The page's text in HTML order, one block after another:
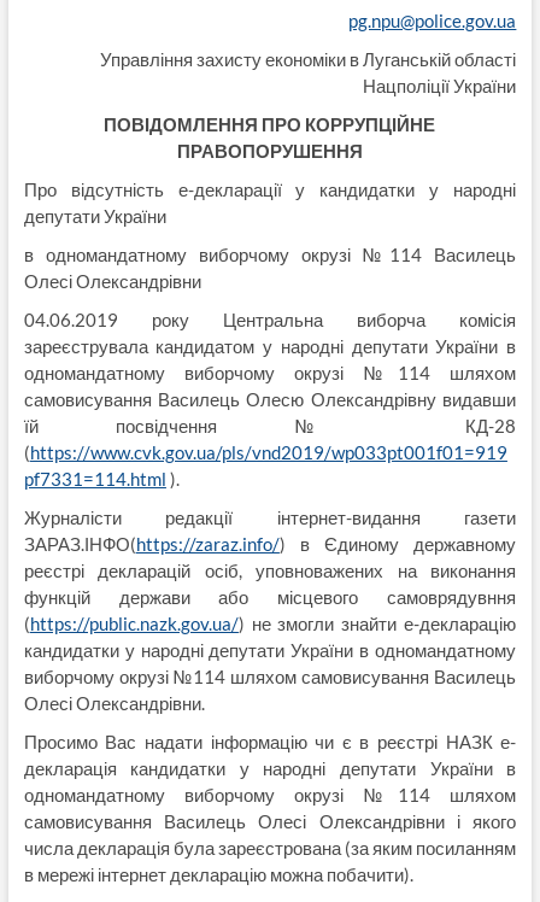
pg.npu@police.gov.ua
Управління захисту економіки в Луганській області
Нацполіції України
ПОВІДОМЛЕННЯ ПРО КОРРУПЦІЙНЕ
ПРАВОПОРУШЕННЯ
Про відсутність е-декларації у кандидатки у народні
депутати України
в одномандатному виборчому окрузі №114 Василець
Олесі Олександрівни
04.06.2019 року Центральна виборча комісія
зареєструвала кандидатом у народні депутати України в
одномандатному виборчому окрузі №114 шляхом
самовисування Василець Олесю Олександрівну видавши
їй посвідчення № КД-28
(https://www.cvk.gov.ua/pls/vnd2019/wp033pt001f01=919
pf7331=114.html ).
Журналісти редакції інтернет-видання газети
ЗАРАЗ.ІНФО(https://zaraz.info/) в Єдиному державному
реєстрі декларацій осіб, уповноважених на виконання
функцій держави або місцевого самоврядувння
(https://public.nazk.gov.ua/) не змогли знайти е-декларацію
кандидатки у народні депутати України в одномандатному
виборчому окрузі №114 шляхом самовисування Василець
Олесі Олександрівни.
Просимо Вас надати інформацію чи є в реєстрі НАЗК е-
декларація кандидатки у народні депутати України в
одномандатному виборчому окрузі №114 шляхом
самовисування Василець Олесі Олександрівни і якого
числа декларація була зареєстрована (за яким посиланням
в мережі інтернет декларацію можна побачити).